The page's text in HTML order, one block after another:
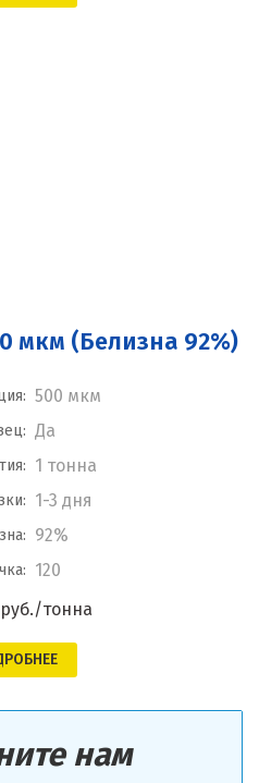
мкм (Белизна 92%)
500 мкм
Да
1 тонна
1-3 дня
92%
120
руб./тонна
нам